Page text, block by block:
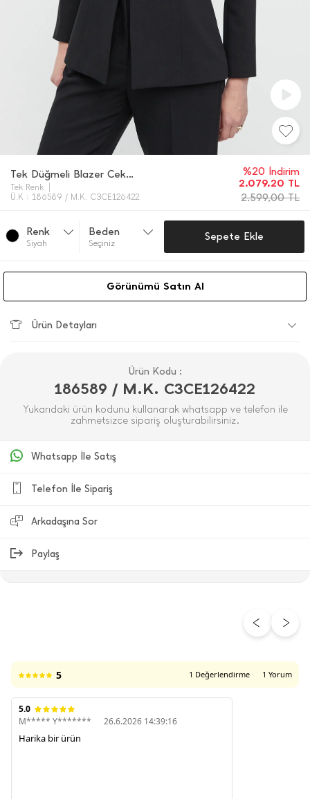
Tek Düğmeli Blazer Ceket
Tek Renk
Ü.K : 186589 / M.K. C3CE126422
%20 İndirim
2.079,20 TL
2.599,00TL
Renk
Si̇yah
Beden
Seçiniz
Sepete Ekle
Görünümü Satın Al
Ürün Detayları
Ürün Kodu :
186589 / M.K. C3CE126422
Yukarıdaki ürün kodunu kullanarak whatsapp ve telefon ile
zahmetsizce sipariş oluşturabilirsiniz.
Whatsapp İle Satış
Telefon İle Sipariş
Arkadaşına Sor
Paylaş
5 1 Değerlendirme 1 Yorum
5.0
M***** Y*******
26.6.2026 14:39:16
Harika bir ürün